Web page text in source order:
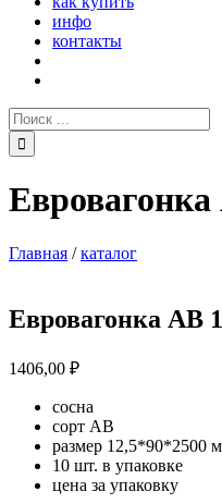
инфо
контакты
Поиск:
Главная /каталог
Евровагонка AB
1406,00 ₽
сосна
сорт АВ
размер 12,5*90*2500
10 шт. в упаковке
цена за упаковку